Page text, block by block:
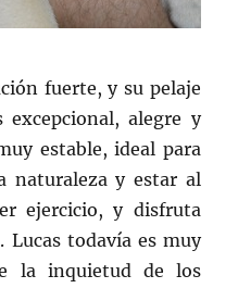
fuerte, y su pelaje
excepcional, alegre y
estable, ideal para
naturaleza y estar al
ejercicio, y disfruta
Lucas todavía es muy
la inquietud de los